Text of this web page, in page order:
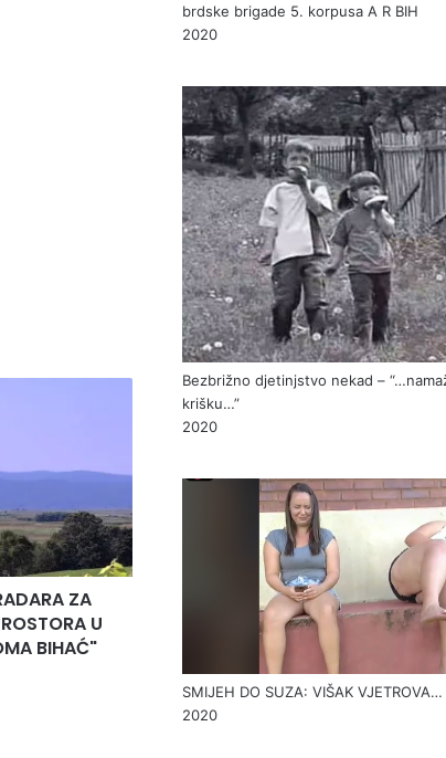
ZA
U
BIHAĆ"
brdske brigade 5. korpusa A R BIH
2020
Bezbrižno djetinjstvo nekad –
krišku…”
2020
SMIJEH DO SUZA: VIŠAK VJETROVA…
2020